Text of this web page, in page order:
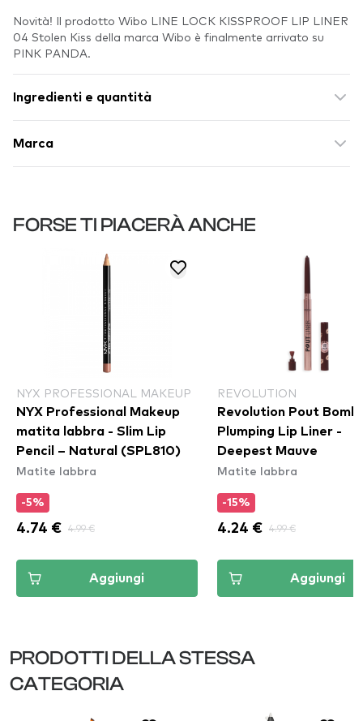
Novità! Il prodotto Wibo LINE LOCK KISSPROOF LIP LINER
04 Stolen Kiss della marca Wibo è finalmente arrivato su
PINK PANDA.
Ingredienti e quantità
Marca
FORSE TI PIACERÀ ANCHE
NYX PROFESSIONAL MAKEUP
NYX Professional Makeup
matita labbra - Slim Lip
Pencil – Natural (SPL810)
Matite labbra
-5%
4.74 € 4.99 €
Aggiungi
REVOLUTION
Revolution Pout Bomb
Plumping Lip Liner -
Deepest Mauve
Matite labbra
-15%
4.24 € 4.99 €
Aggiungi
PRODOTTI DELLA STESSA
CATEGORIA